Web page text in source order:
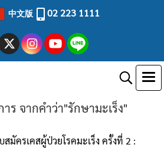
中文版 02 223 1111
ร จากคำว่า"รักษามะเร็ง"
สมัครเคสผู้ป่วยโรคมะเร็ง ครั้งที่ 2 :